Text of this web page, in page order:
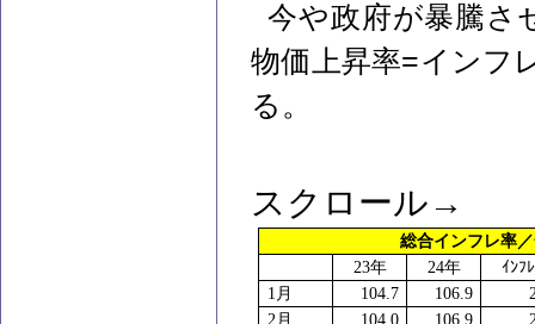
今や政府が暴騰さ
物価上昇率=インフ
る。
スクロール→
総合インフレ
23年 24年
ｲﾝﾌ
1 月 104.7 106.9
2 月 104.0 106.9